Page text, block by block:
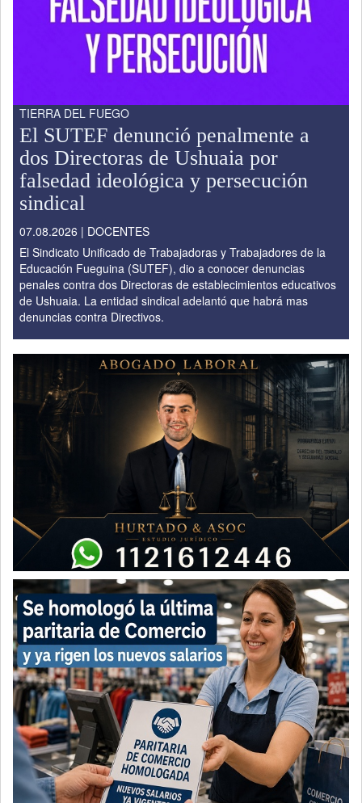
TIERRA DEL FUEGO
El SUTEF denunció penalmente a
dos Directoras de Ushuaia por
falsedad ideológica y persecución
sindical
07.08.2026 | DOCENTES
El Sindicato Unificado de Trabajadoras y Trabajadores de la
Educación Fueguina (SUTEF), dio a conocer denuncias
penales contra dos Directoras de establecimientos educativos
de Ushuaia. La entidad sindical adelantó que habrá mas
denuncias contra Directivos.